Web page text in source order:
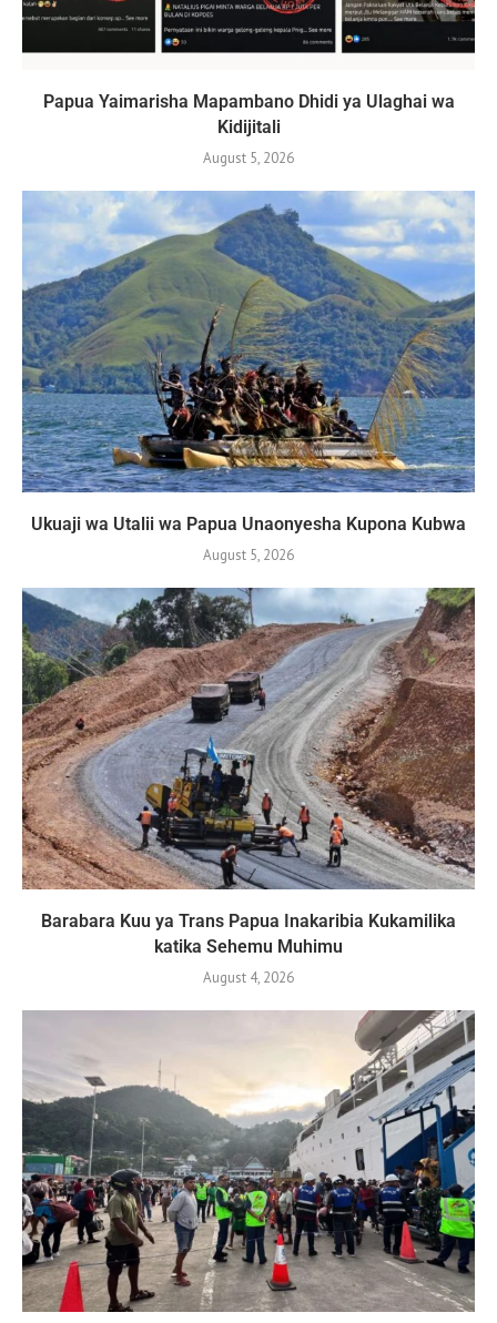
Papua Yaimarisha Mapambano Dhidi ya Ulaghai wa
Kidijitali
August 5, 2026
Ukuaji wa Utalii wa Papua Unaonyesha Kupona Kubwa
August 5, 2026
Barabara Kuu ya Trans Papua Inakaribia Kukamilika
katika Sehemu Muhimu
August 4, 2026